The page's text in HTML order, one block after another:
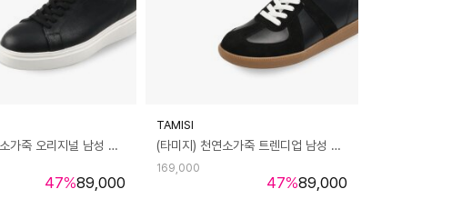
(타미지) 천연소가죽 오리지널 남성 키높이 스니커즈 TM25102L
47%89,000
TAMISI
(타미지) 천연소가죽 트렌디업 남성 키높이 스니커즈 TM25103L
47%
169,000
89,000